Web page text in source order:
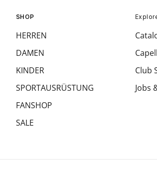
SHOP
HERREN
DAMEN
KINDER
SPORTAUSRÜSTUNG
FANSHOP
SALE
Club
Jobs